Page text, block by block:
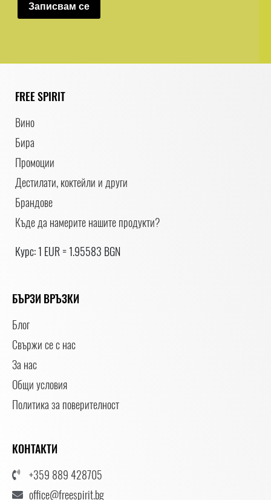
Записвам се
FREE SPIRIT
Вино
Бира
Промоции
Дестилати, коктейли и други
Брандове
Къде да намерите нашите продукти?
Курс: 1 EUR = 1.95583 BGN
БЪРЗИ ВРЪЗКИ
Блог
Свържи се с нас
За нас
Общи условия
Политика за поверителност
КОНТАКТИ
+359 889 428705
office@freespirit.bg